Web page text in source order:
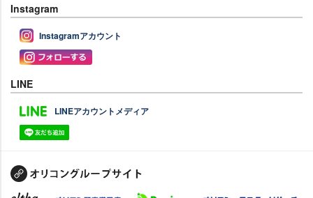
Instagram
Instagramアカウント
LINE
LINEアカウントメディア